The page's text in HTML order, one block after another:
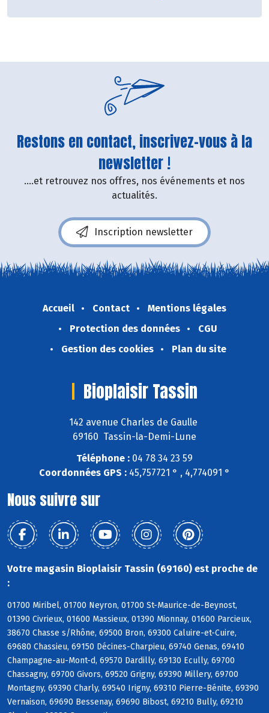
Restons en contact, inscrivez-vous à la
newsletter !
....et retrouvez nos offres, nos événements et nos
actualités.
Inscription newsletter
Accueil Contact
Mentions légales
Protection des données
CGU
Gestion des cookies
Plan du site
Bioplaisir Tassin
142 avenue Charles de Gaulle
69160 Tassin-la-Demi-Lune
Téléphone : 04 78 34 23 59
Coordonnées GPS : 45,757721 ° , 4,774091 °
Nous suivre sur
Votre magasin Bioplaisir Tassin (69160) est proche de
:
01700 Miribel, 01700 Neyron, 01700 St-Maurice-de-Beynost,
01390 Civrieux, 01600 Massieux, 01390 Mionnay, 01600 Parcieux,
38670 Chasse s/Rhône, 69500 Bron, 69300 Caluire-et-Cuire,
69680 Chassieu, 69150 Décines-Charpieu, 69740 Genas, 69410
Champagne-au-Mont-d, 69570 Dardilly, 69130 Ecully, 69700
Chassagny, 69700 Givors, 69520 Grigny, 69390 Millery, 69700
Montagny, 69390 Charly, 69540 Irigny, 69310 Pierre-Bénite, 69390
Vernaison, 69690 Bessenay, 69690 Bibost, 69210 Bully, 69210